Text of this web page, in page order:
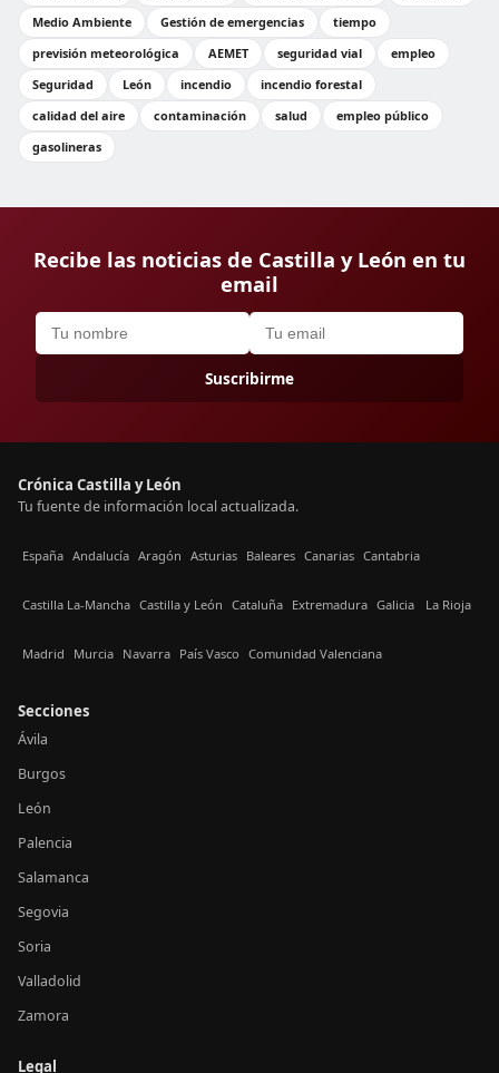
Medio Ambiente
Gestión de emergencias
tiempo
previsión meteorológica
AEMET seguridad vial
empleo
Seguridad
León incendio
incendio forestal
calidad del aire
contaminación salud
empleo público
gasolineras
Recibe las noticias de Castilla y León en tu
email
Suscribirme
Crónica Castilla y León
Tu fuente de información local actualizada.
España Andalucía Aragón Asturias Baleares Canarias Cantabria
Castilla La-Mancha Castilla y León Cataluña Extremadura Galicia La Rioja
Madrid Murcia Navarra País Vasco Comunidad Valenciana
Secciones
Ávila
Burgos
León
Palencia
Salamanca
Segovia
Soria
Valladolid
Zamora
Legal